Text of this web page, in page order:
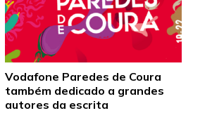
Vodafone Paredes de Coura
também dedicado a grandes
autores da escrita